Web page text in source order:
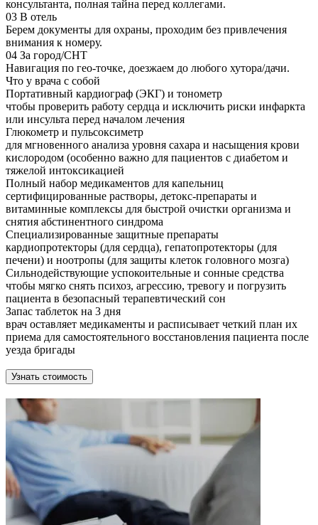
консультанта, полная тайна перед коллегами.
03 В отель
Берем документы для охраны, проходим без привлечения
внимания к номеру.
04 За город/СНТ
Навигация по гео-точке, доезжаем до любого хутора/дачи.
Что у врача с собой
Портативный кардиограф (ЭКГ) и тонометр
чтобы проверить работу сердца и исключить риски инфаркта
или инсульта перед началом лечения
Глюкометр и пульсоксиметр
для мгновенного анализа уровня сахара и насыщения крови
кислородом (особенно важно для пациентов с диабетом и
тяжелой интоксикацией
Полный набор медикаментов для капельниц
сертифицированные растворы, детокс-препараты и
витаминные комплексы для быстрой очистки организма и
снятия абстинентного синдрома
Специализированные защитные препараты
кардиопротекторы (для сердца), гепатопротекторы (для
печени) и ноотропы (для защиты клеток головного мозга)
Сильнодействующие успокоительные и сонные средства
чтобы мягко снять психоз, агрессию, тревогу и погрузить
пациента в безопасный терапевтический сон
Запас таблеток на 3 дня
врач оставляет медикаменты и расписывает четкий план их
приема для самостоятельного восстановления пациента после
уезда бригады
Узнать стоимость